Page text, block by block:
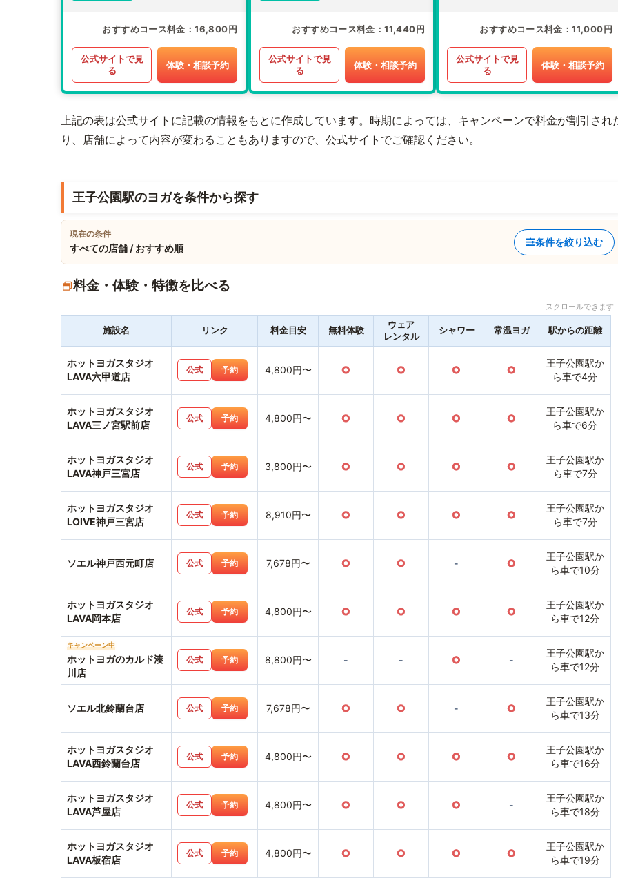
おすすめコース料金 16,800円
公式サイトで見
る
体験・相談予約
おすすめコース料金 11,440円
公式サイトで見
る
体験・相談予約
おすすめコース料金 11,000円
公式サイトで見
る
体験・相談予約
上記の表は公式サイトに記載の情報をもとに作成しています。時期によっては、キャンペーンで料金が割引され
り、店舗によって内容が変わることもありますので、公式サイトでご確認ください。
王子公園駅のヨガを条件から探す
現在の条件
すべての店舗 / おすすめ順
条件を絞り込む
料金・体験・特徴を比べる
スクロールできま
施設名 リンク 料金目安 無料体験
ウェア
レンタル
シャワー 常温ヨガ 駅からの距離
ホットヨガスタジオ
LAVA六甲道店
公式 予約 4,800円〜 ○ ○ ○ ○
王子公園駅か
ら車で4分
ホットヨガスタジオ
LAVA三ノ宮駅前店
公式 予約 4,800円〜 ○ ○ ○ ○
王子公園駅か
ら車で6分
ホットヨガスタジオ
LAVA神戸三宮店
公式 予約 3,800円〜 ○ ○ ○ ○
王子公園駅か
ら車で7分
ホットヨガスタジオ
LOIVE神戸三宮店
公式 予約 8,910円〜 ○ ○ ○ ○
王子公園駅か
ら車で7分
ソエル神戸西元町店 公式 予約 7,678円〜 ○ ○ - ○
王子公園駅か
ら車で10分
ホットヨガスタジオ
LAVA岡本店
公式 予約 4,800円〜 ○ ○ ○ ○
王子公園駅か
ら車で12分
キャンペーン中
ホットヨガのカルド湊
川店
公式 予約 8,800円〜 - - ○ -
王子公園駅か
ら車で12分
ソエル北鈴蘭台店 公式 予約 7,678円〜 ○ ○ - ○
王子公園駅か
ら車で13分
ホットヨガスタジオ
LAVA西鈴蘭台店
公式 予約 4,800円〜 ○ ○ ○ ○
王子公園駅か
ら車で16分
ホットヨガスタジオ
LAVA芦屋店
公式 予約 4,800円〜 ○ ○ ○ -
王子公園駅か
ら車で18分
ホットヨガスタジオ
LAVA板宿店
公式 予約 4,800円〜 ○ ○ ○ ○
王子公園駅か
ら車で19分